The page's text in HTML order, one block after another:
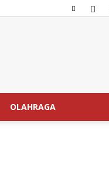
OLAHRAGA